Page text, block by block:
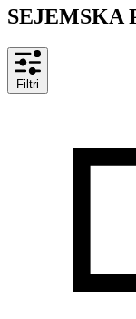
SEJEMSKA
Filtri